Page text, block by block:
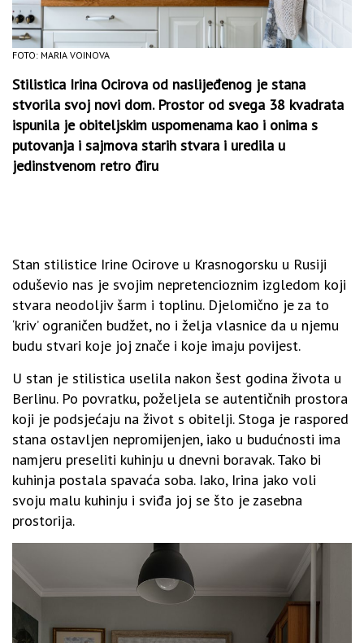
FOTO: MARIA VOINOVA
Stilistica Irina Ocirova od naslijeđenog je stana
stvorila svoj novi dom. Prostor od svega 38 kvadrata
ispunila je obiteljskim uspomenama kao i onima s
putovanja i sajmova starih stvara i uredila u
jedinstvenom retro điru
Stan stilistice Irine Ocirove u Krasnogorsku u Rusiji
oduševio nas je svojim nepretencioznim izgledom koji
stvara neodoljiv šarm i toplinu. Djelomično je za to
‘kriv’ ograničen budžet, no i želja vlasnice da u njemu
budu stvari koje joj znače i koje imaju povijest.
U stan je stilistica uselila nakon šest godina života u
Berlinu. Po povratku, poželjela se autentičnih prostora
koji je podsjećaju na život s obitelji. Stoga je raspored
stana ostavljen nepromijenjen, iako u budućnosti ima
namjeru preseliti kuhinju u dnevni boravak. Tako bi
kuhinja postala spavaća soba. Iako, Irina jako voli
svoju malu kuhinju i sviđa joj se što je zasebna
prostorija.